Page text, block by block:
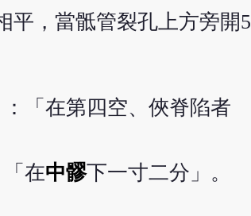
平，當骶管裂孔上方旁開5
「在第四空、俠脊陷者
「在中髎下一寸二分」。